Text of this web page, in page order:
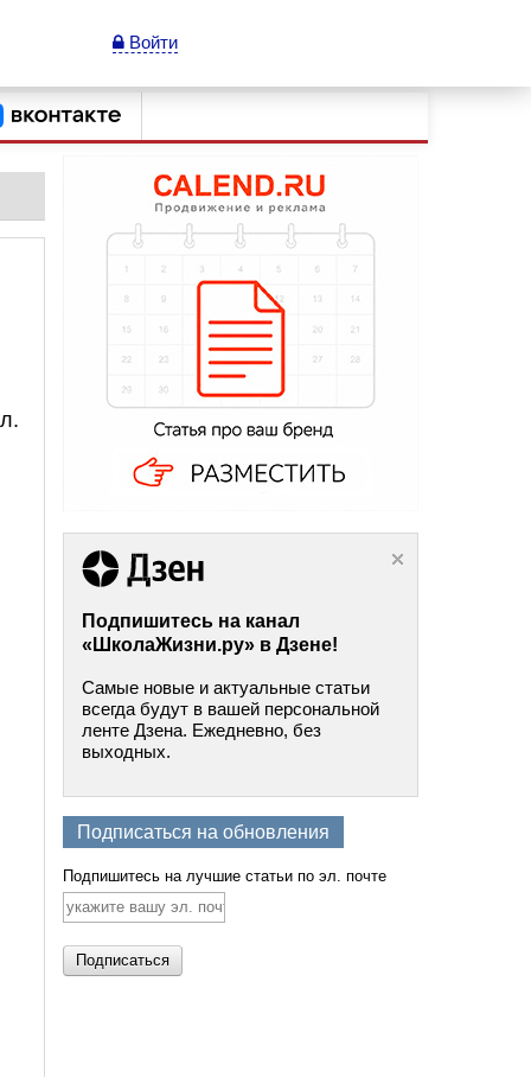
Войти
Подпишитесь на канал
«ШколаЖизни.ру» в Дзене!
Самые новые и актуальные статьи
всегда будут в вашей персональной
ленте Дзена. Ежедневно, без
выходных.
Подписаться на обновления
Подпишитесь на лучшие статьи по эл. почте